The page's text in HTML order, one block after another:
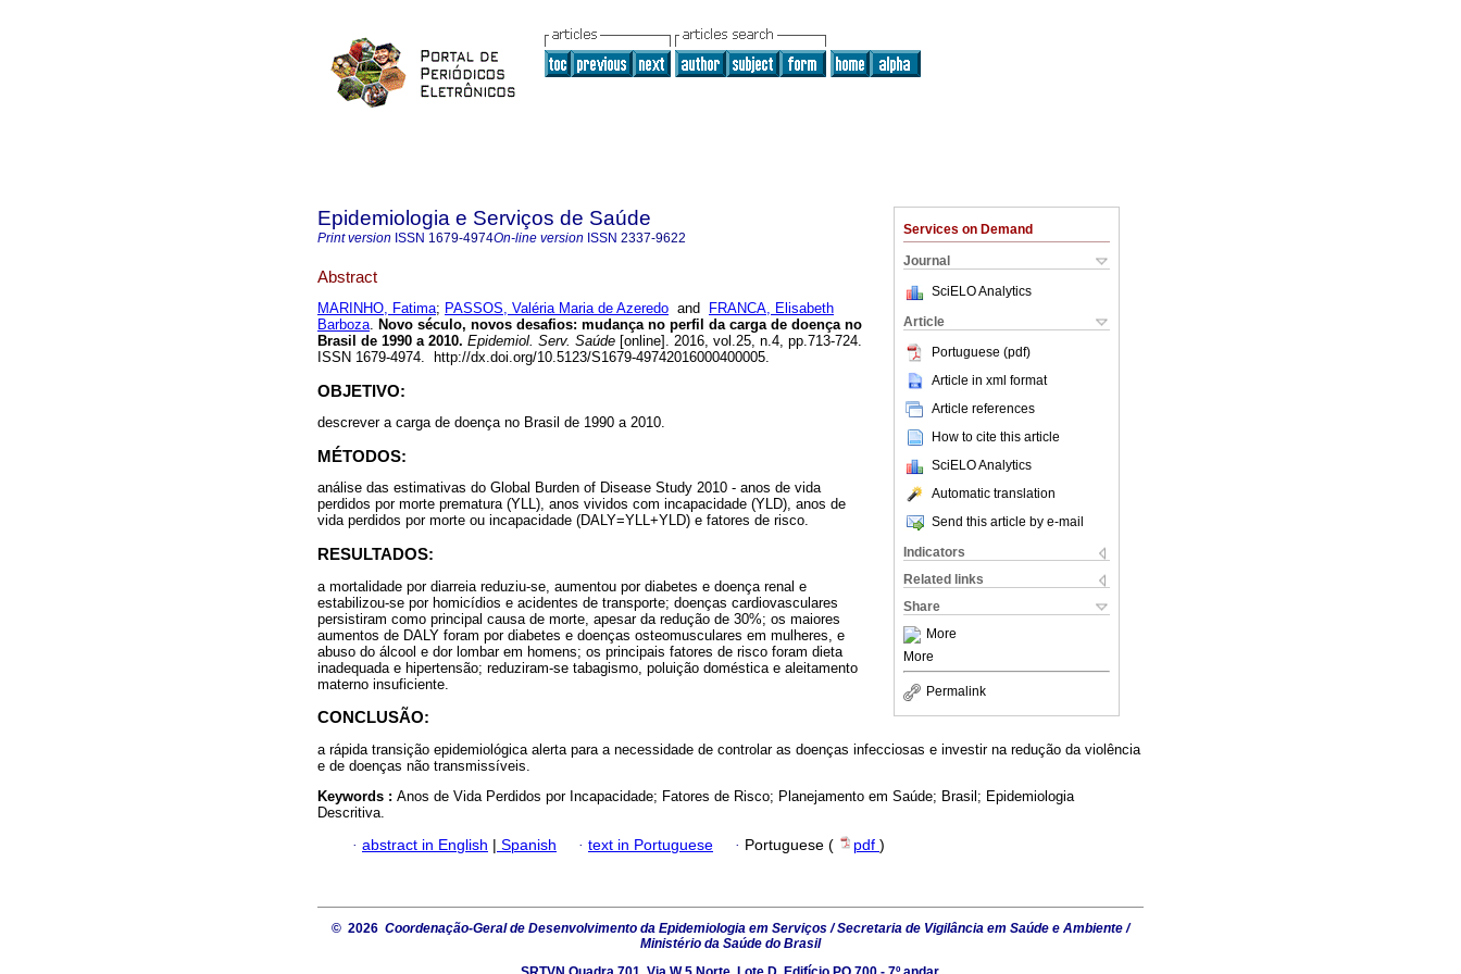
Services on Demand
Journal
SciELO Analytics
Article
Portuguese (pdf)
Article in xml format
Article references
How to cite this article
SciELO Analytics
Automatic translation
Send this article by e-mail
Indicators
Related links
Share
More
More
Permalink
Epidemiologia e Serviços de Saúde
Print version ISSN 1679-4974On-line version ISSN 2337-9622
Abstract
MARINHO, Fatima; PASSOS, Valéria Maria de Azeredo and
FRANCA, Elisabeth
Barboza. Novo século, novos desafios: mudança no perfil da carga de doença no
Brasil de 1990 a 2010. Epidemiol. Serv. Saúde [online]. 2016, vol.25, n.4, pp.713-724.
ISSN 1679-4974. http://dx.doi.org/10.5123/S1679-49742016000400005.
OBJETIVO:
descrever a carga de doença no Brasil de 1990 a 2010.
MÉTODOS:
análise das estimativas do Global Burden of Disease Study 2010 - anos de vida
perdidos por morte prematura (YLL), anos vividos com incapacidade (YLD), anos de
vida perdidos por morte ou incapacidade (DALY=YLL+YLD) e fatores de risco.
RESULTADOS:
a mortalidade por diarreia reduziu-se, aumentou por diabetes e doença renal e
estabilizou-se por homicídios e acidentes de transporte; doenças cardiovasculares
persistiram como principal causa de morte, apesar da redução de 30%; os maiores
aumentos de DALY foram por diabetes e doenças osteomusculares em mulheres, e
abuso do álcool e dor lombar em homens; os principais fatores de risco foram dieta
inadequada e hipertensão; reduziram-se tabagismo, poluição doméstica e aleitamento
materno insuficiente.
CONCLUSÃO:
a rápida transição epidemiológica alerta para a necessidade de controlar as doenças infecciosas e investir na redução da violência
e de doenças não transmissíveis.
Keywords : Anos de Vida Perdidos por Incapacidade; Fatores de Risco; Planejamento em Saúde; Brasil; Epidemiologia
Descritiva.
· abstract in English Spanish · text in Portuguese · Portuguese ( pdf )
© 2026 Coordenação-Geral de Desenvolvimento da Epidemiologia em Serviços / Secretaria de Vigilância em Saúde e Ambiente /
Ministério da Saúde do Brasil